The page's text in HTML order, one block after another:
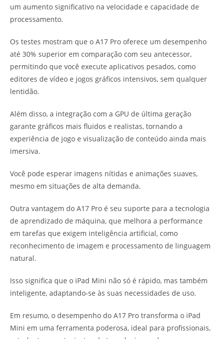
um aumento significativo na velocidade e capacidade de
processamento.
Os testes mostram que o A17 Pro oferece um desempenho
até 30% superior em comparação com seu antecessor,
permitindo que você execute aplicativos pesados, como
editores de vídeo e jogos gráficos intensivos, sem qualquer
lentidão.
Além disso, a integração com a GPU de última geração
garante gráficos mais fluidos e realistas, tornando a
experiência de jogo e visualização de conteúdo ainda mais
imersiva.
Você pode esperar imagens nítidas e animações suaves,
mesmo em situações de alta demanda.
Outra vantagem do A17 Pro é seu suporte para a tecnologia
de aprendizado de máquina, que melhora a performance
em tarefas que exigem inteligência artificial, como
reconhecimento de imagem e processamento de linguagem
natural.
Isso significa que o iPad Mini não só é rápido, mas também
inteligente, adaptando-se às suas necessidades de uso.
Em resumo, o desempenho do A17 Pro transforma o iPad
Mini em uma ferramenta poderosa, ideal para profissionais,